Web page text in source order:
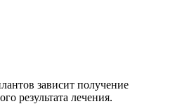
зависит получение
результата лечения.